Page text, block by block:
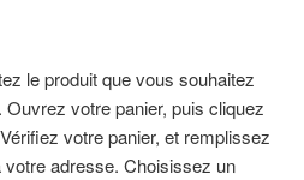
le produit que vous souhaitez
votre panier, puis cliquez
votre panier, et remplissez
adresse. Choisissez un